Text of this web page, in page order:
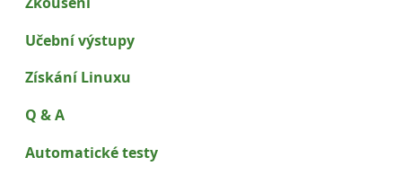
Učební výstupy
Získání Linuxu
Q & A
Automatické testy